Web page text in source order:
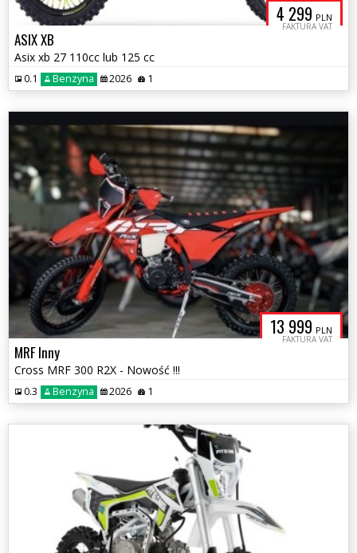
4 299 PLN
FAKTURA VAT
ASIX XB
Asix xb 27 110cc lub 125 cc
0.1 Benzyna 2026 1
13 999 PLN
FAKTURA VAT
MRF Inny
Cross MRF 300 R2X - Nowość !!!
0.3 Benzyna 2026 1